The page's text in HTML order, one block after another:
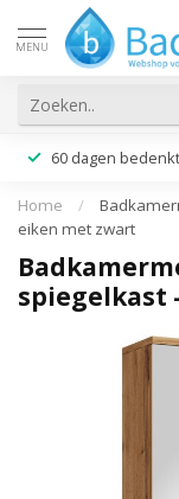
MENU
60 dagen
Home /
eiken met zwart
spiegelkast